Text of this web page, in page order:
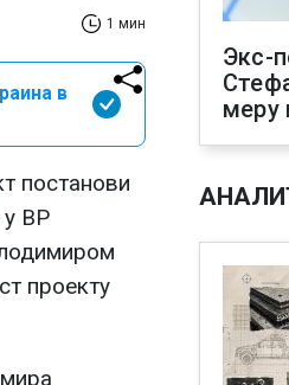
1 мин
в
постанови
у ВР
проекту
Экс-
меру